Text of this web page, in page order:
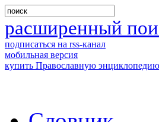
расширенный
подписаться на rss-канал
мобильная версия
купить Православную энциклопедию